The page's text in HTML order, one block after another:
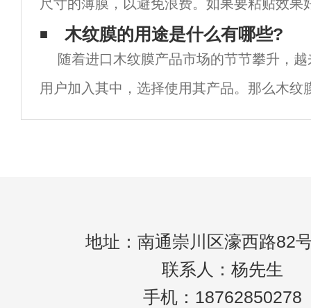
明状。电子雾化玻璃的原理：PDLC断电状
尺寸的薄膜，以避免浪费。如果要粘贴效果
璃上洒水降尘，实施无尘环境。2.玻璃的清
要的步骤，与铺装的质量有关。在清洁后的
木纹膜的用途是什么有哪些?
随着进口木纹膜产品市场的节节攀升，
用户加入其中，选择使用其产品。那么木纹
我们给大家总结一下木纹膜工装行业主要应
地址：南通崇川区濠西路82
联系人：杨先生
手机：18762850278